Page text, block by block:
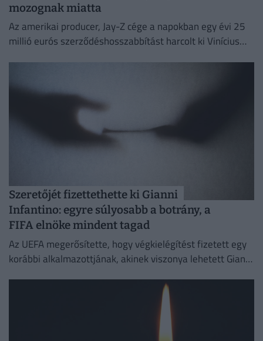
mozognak miatta
Az amerikai producer, Jay-Z cége a napokban egy évi 25
millió eurós szerződéshosszabbítást harcolt ki Vinícius
Szeretőjét fizettethette ki Gianni
Infantino: egyre súlyosabb a botrány, a
FIFA elnöke mindent tagad
Az UEFA megerősítette, hogy végkielégítést fizetett egy
korábbi alkalmazottjának, akinek viszonya lehetett Gianni